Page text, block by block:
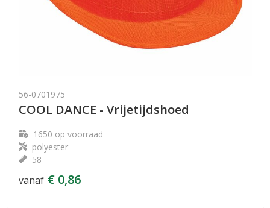
56-0701975
COOL DANCE - Vrijetijdshoed
1650 op voorraad
polyester
58
vanaf € 0,86